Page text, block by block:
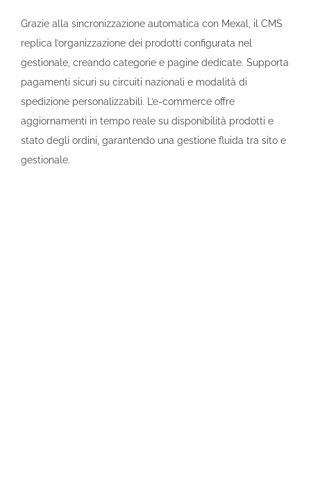
Grazie alla sincronizzazione automatica con Mexal, il CMS
replica l’organizzazione dei prodotti configurata nel
gestionale, creando categorie e pagine dedicate. Supporta
pagamenti sicuri su circuiti nazionali e modalità di
spedizione personalizzabili. L’e-commerce offre
aggiornamenti in tempo reale su disponibilità prodotti e
stato degli ordini, garantendo una gestione fluida tra sito e
gestionale.